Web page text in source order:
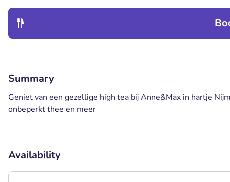
Summary
Geniet van een gezellige high tea bij Anne&Max in hartje
onbeperkt thee en meer
Availability